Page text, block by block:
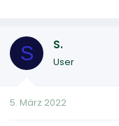
S S.
User
5. März 2022